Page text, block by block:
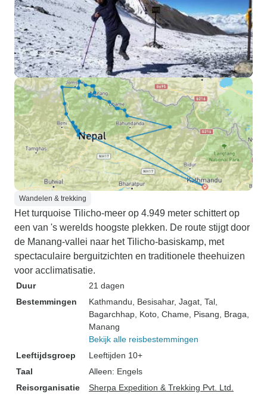
Wandelen & trekking
Het turquoise Tilicho-meer op 4.949 meter schittert op
een van 's werelds hoogste plekken. De route stijgt door
de Manang-vallei naar het Tilicho-basiskamp, met
spectaculaire berguitzichten en traditionele theehuizen
voor acclimatisatie.
Duur
21 dagen
Bestemmingen
Kathmandu , Besisahar, Jagat , Tal
Bagarchhap , Koto , Chame , Pisang , Braga
Manang
Bekijk alle reisbestemmingen
Leeftijdsgroep
Leeftijden 10+
Taal
Alleen: Engels
Reisorganisatie
Sherpa Expedition & Trekking Pvt. Ltd.